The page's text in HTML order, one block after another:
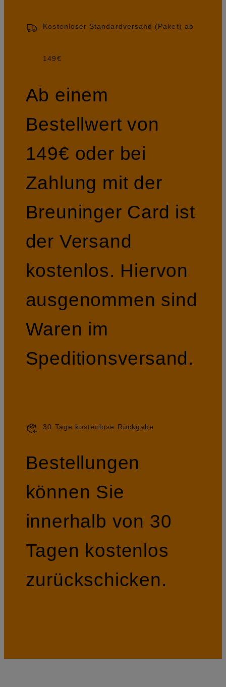
Kostenloser Standardversand (Paket) ab
149€
Ab einem
Bestellwert von
149€ oder bei
Zahlung mit der
Breuninger Card ist
der Versand
kostenlos. Hiervon
ausgenommen sind
Waren im
Speditionsversand.
30 Tage kostenlose Rückgabe
Bestellungen
können Sie
innerhalb von 30
Tagen kostenlos
zurückschicken.